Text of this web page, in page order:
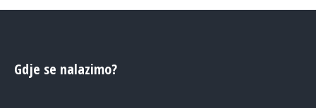
Gdje se nalazimo?